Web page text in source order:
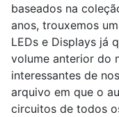
baseados na
anos, trouxemos
LEDs e Displays já
volume anterior do
interessantes de
arquivo em que o
circuitos de todos